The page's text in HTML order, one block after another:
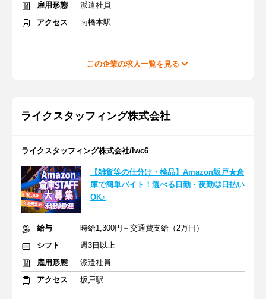
雇用形態
派遣社員
アクセス
南橋本駅
この企業の求人一覧を見る
ライクスタッフィング株式会社
ライクスタッフィング株式会社/lwc6
【雑貨等の仕分け・検品】Amazon坂戸★倉
庫で簡単バイト！選べる日勤・夜勤◎日払い
OK♪
給与
時給1,300円＋交通費支給（2万円）
シフト
週3日以上
雇用形態
派遣社員
アクセス
坂戸駅